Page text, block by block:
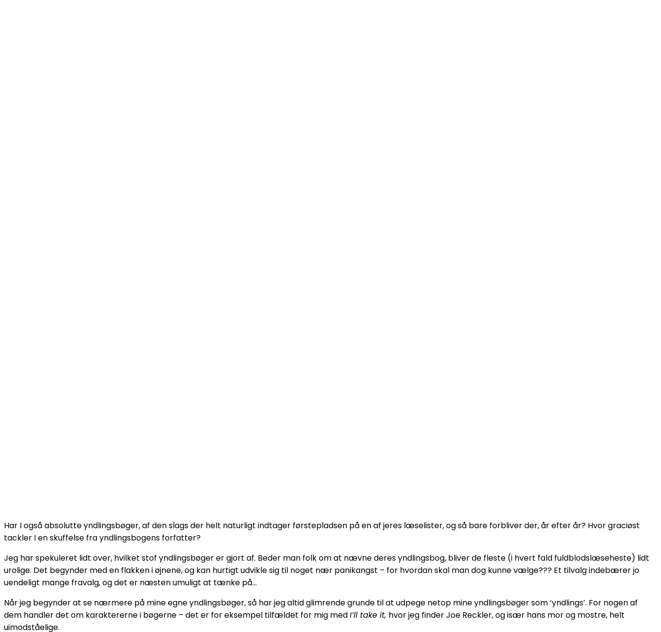
Har I også absolutte yndlingsbøger, af den slags der helt naturligt indtager førstepladsen på en af jeres læselister, og så bare forbliver der, år efter år? Hvor graciøst
tackler I en skuffelse fra yndlingsbogens forfatter?
Jeg har spekuleret lidt over, hvilket stof yndlingsbøger er gjort af. Beder man folk om at nævne deres yndlingsbog, bliver de fleste (i hvert fald fuldblodslæseheste) lidt
urolige. Det begynder med en flakken i øjnene, og kan hurtigt udvikle sig til noget nær panikangst – for hvordan skal man dog kunne vælge??? Et tilvalg indebærer jo
uendeligt mange fravalg, og det er næsten umuligt at tænke på…
Når jeg begynder at se nærmere på mine egne yndlingsbøger, så har jeg altid glimrende grunde til at udpege netop mine yndlingsbøger som ‘yndlings’. For nogen af
dem handler det om karaktererne i bøgerne – det er for eksempel tilfældet for mig medI’ll take it, hvor jeg finder Joe Reckler, og især hans mor og mostre, helt
uimodståelige.